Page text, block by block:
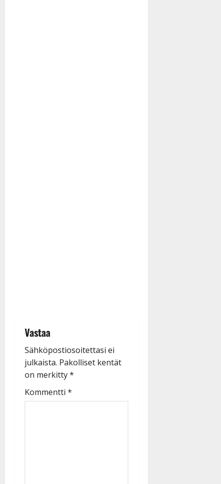
Vastaa
Sähköpostiosoitettasi ei
julkaista. Pakolliset kentät
on merkitty*
Kommentti *